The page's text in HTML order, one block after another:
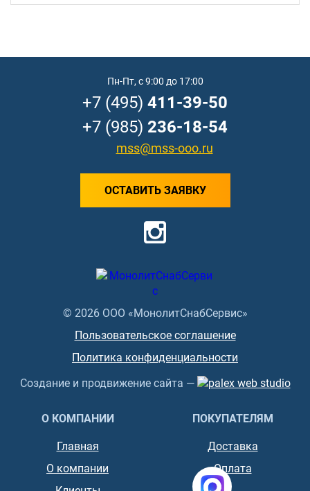
© 2026 ООО «МонолитСнабСервис»
Пользовательское соглашение
Политика конфиденциальности
Создание и продвижение сайта —
О КОМПАНИИ
Главная
О компании
ПОКУПАТЕЛЯМ
Доставка
Оплата
Пн-Пт, с 9:00 до 17:00
+7 (495) 411-39-50
+7 (985) 236-18-54
mss@mss-ooo.ru
ОСТАВИТЬ ЗАЯВКУ